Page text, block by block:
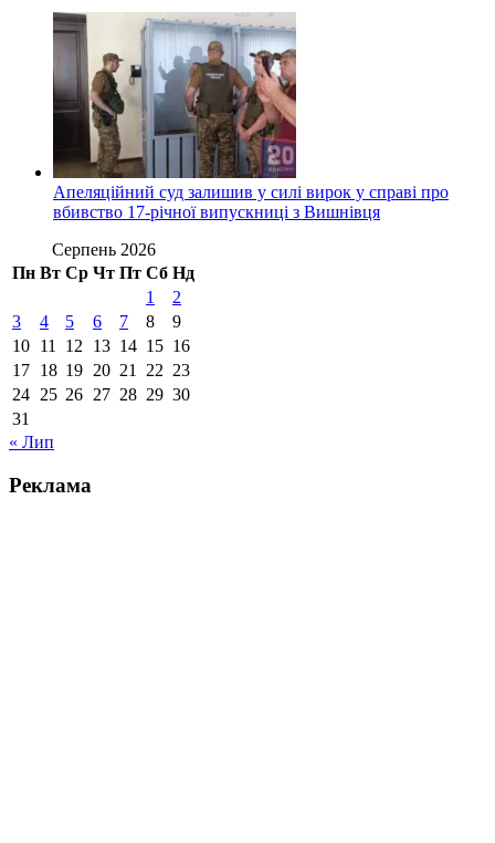
Апеляційний суд залишив у силі вирок у справі про
вбивство 17-річної випускниці з Вишнівця
Серпень 2026
Пн Вт Ср Чт Пт Сб Нд
1
2
3
4 5 6 7 8
9
10 11 12 13 14 15 16
17 18 19 20 21 22 23
24 25 26 27 28 29 30
31
« Лип
Реклама